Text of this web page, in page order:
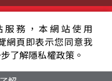
播電臺 版權所有
條款 隱私權條款
務，本網站使用
網頁即表示您同意我
了解隱私權政策。